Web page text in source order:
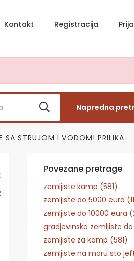
Kontakt Registracija
Napredna
SA STRUJOM I VODOM! PRILIKA
Povezane pretrage
zemljiste kamp (581)
zemljiste do 5000 eura
zemljiste do 10000 eura
gradjevinsko zemljiste
zemljiste za kamp (581)
zemljiste na moru sto